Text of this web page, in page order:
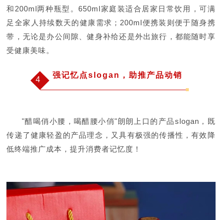
和200ml两种瓶型。650ml家庭装适合居家日常饮用，可满
足全家人持续数天的健康需求；200ml便携装则便于随身携
带，无论是办公间隙、健身补给还是外出旅行，都能随时享
受健康美味。
4
强记忆点slogan，助推产品动销
"醋喝俏小腰，喝醋腰小俏"朗朗上口的产品slogan，既
传递了健康轻盈的产品理念，又具有极强的传播性，有效降
低终端推广成本，提升消费者记忆度！